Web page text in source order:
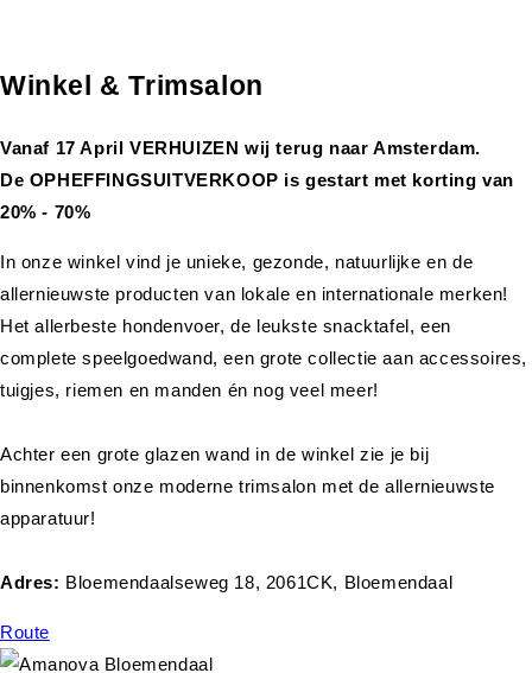
Winkel & Trimsalon
Vanaf 17 April VERHUIZEN wij terug naar Amsterdam.
De OPHEFFINGSUITVERKOOP is gestart met korting van
20% - 70%
In onze winkel vind je unieke, gezonde, natuurlijke en de
allernieuwste producten van lokale en internationale merken!
Het allerbeste hondenvoer, de leukste snacktafel, een
complete speelgoedwand, een grote collectie aan accessoires,
tuigjes, riemen en manden én nog veel meer!
Achter een grote glazen wand in de winkel zie je bij
binnenkomst onze moderne trimsalon met de allernieuwste
apparatuur!
Adres: Bloemendaalseweg 18, 2061CK, Bloemendaal
Route